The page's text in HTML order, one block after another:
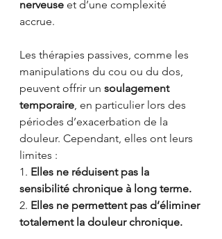
nerveuse et d’une complexité
accrue.
Les thérapies passives, comme les
manipulations du cou ou du dos,
peuvent offrir un soulagement
temporaire , en particulier lors des
périodes d’exacerbation de la
douleur. Cependant, elles ont leurs
limites :
1. Elles ne réduisent pas la
sensibilité chronique à long terme.
2. Elles ne permettent pas d’éliminer
totalement la douleur chronique.